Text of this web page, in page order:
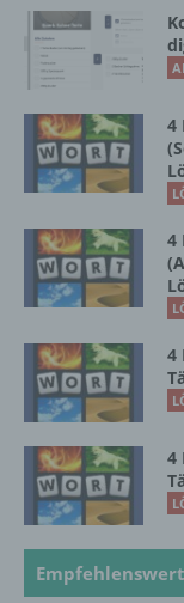
4
4
4
4
Empfehlenswert
und
dass die
oder
und Mittel
Sind die
das
so kann
Kriterien